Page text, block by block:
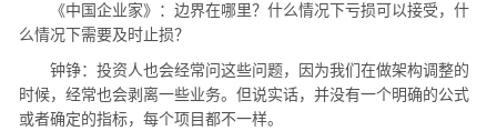
《中国企业家》：边界在哪里？什么情况下亏损可以接受，什
么情况下需要及时止损？
钟铮：投资人也会经常问这些问题，因为我们在做架构调整的
时候，经常也会剥离一些业务。但说实话，并没有一个明确的公式
或者确定的指标，每个项目都不一样。